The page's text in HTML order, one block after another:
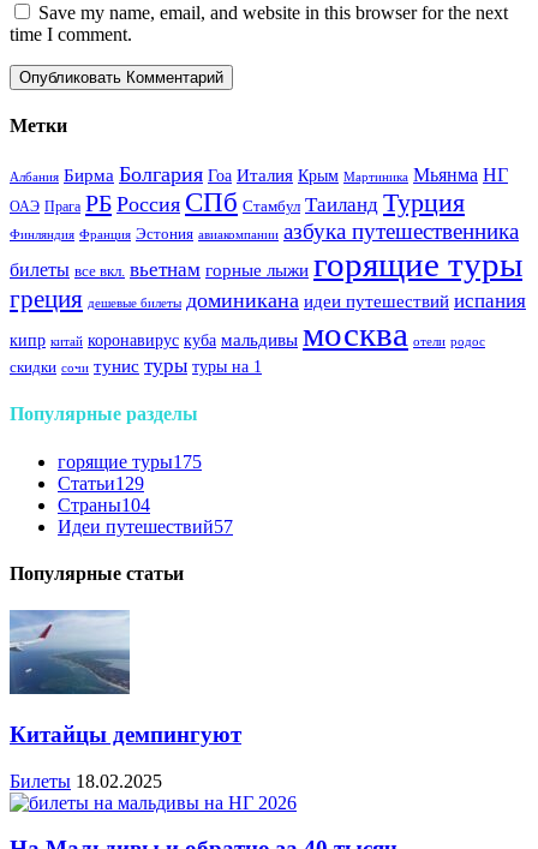
Save my name, email, and website in this browser for the next
time I comment.
Метки
Албания Бирма Болгария Гоа Италия Крым Мартиника Мьянма НГ
ОАЭ Прага РБ Россия СПб Стамбул Таиланд Турция
Финляндия Франция Эстония авиакомпании азбука путешественника
билеты все вкл. вьетнам горные лыжи горящие туры
греция дешевые билеты доминикана идеи путешествий испания
кипр китай коронавирус куба мальдивы москва отели родос
скидки сочи тунис туры туры на 1
Популярные разделы
горящие туры175
Статьи129
Страны104
Идеи путешествий57
Популярные статьи
Китайцы демпингуют
Билеты 18.02.2025